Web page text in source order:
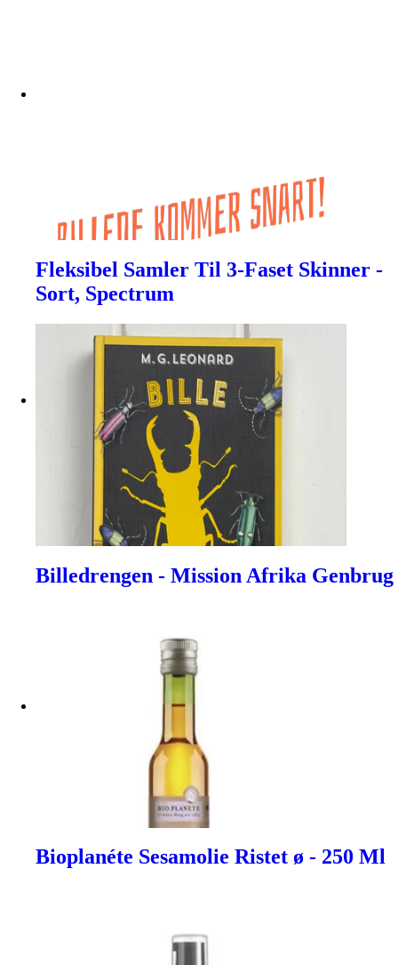
Fleksibel Samler Til 3-Faset Skinner -
Sort, Spectrum
Billedrengen - Mission Afrika Genbrug
Bioplanéte Sesamolie Ristet ø - 250 Ml